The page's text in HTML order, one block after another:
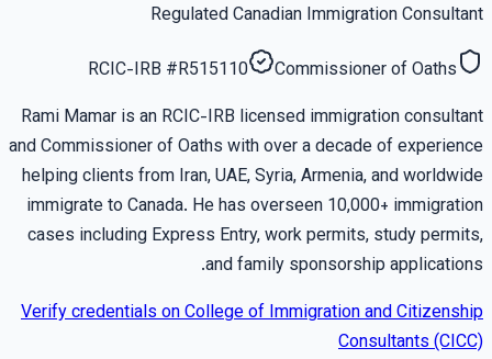
Regulated Canadian Immigration
RCIC-IRB#R515110
Commissioner of Oaths
Rami Mamar is an RCIC-IRB licensed immigration
and Commissioner of Oaths with over a decade of
helping clients from Iran, UAE, Syria, Armenia, and
immigrate to Canada. He has overseen 10,000+
cases including Express Entry, work permits, study
and family sponsorship
Verify credentials onCollege of Immigration and
Consultants